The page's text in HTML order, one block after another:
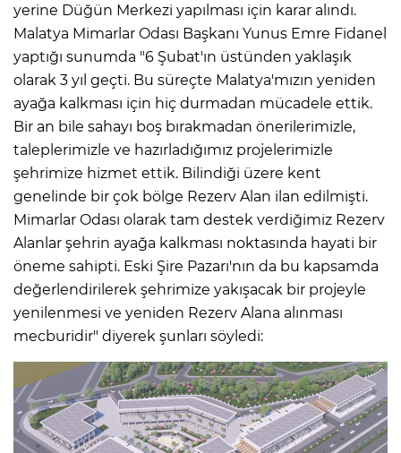
yerine Düğün Merkezi yapılması için karar alındı.
Malatya Mimarlar Odası Başkanı Yunus Emre Fidanel
yaptığı sunumda "6 Şubat'ın üstünden yaklaşık
olarak 3 yıl geçti. Bu süreçte Malatya'mızın yeniden
ayağa kalkması için hiç durmadan mücadele ettik.
Bir an bile sahayı boş bırakmadan önerilerimizle,
taleplerimizle ve hazırladığımız projelerimizle
şehrimize hizmet ettik. Bilindiği üzere kent
genelinde bir çok bölge Rezerv Alan ilan edilmişti.
Mimarlar Odası olarak tam destek verdiğimiz Rezerv
Alanlar şehrin ayağa kalkması noktasında hayati bir
öneme sahipti. Eski Şire Pazarı'nın da bu kapsamda
değerlendirilerek şehrimize yakışacak bir projeyle
yenilenmesi ve yeniden Rezerv Alana alınması
mecburidir" diyerek şunları söyledi: